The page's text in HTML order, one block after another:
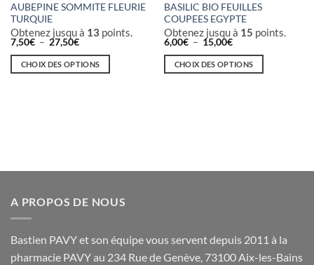
AUBEPINE SOMMITE FLEURIE
TURQUIE
Obtenez jusqu à 13 points.
7,50€ – 27,50€Plage
prix :
7,50€
CHOIX DES OPTIONS
être
la
page
BASILIC BIO FEUILLES
COUPEES EGYPTE
Obtenez jusqu à 15 points.
6,00€ – 15,00€Plage
prix :
6,00€
CHOIX DES OPTIONS
la
page
A PROPOS DE NOUS
Bastien PAVY et son équipe vous servent depuis 2011 à la
pharmacie PAVY au 234 Rue de Genève, 73100 Aix-les-Bains